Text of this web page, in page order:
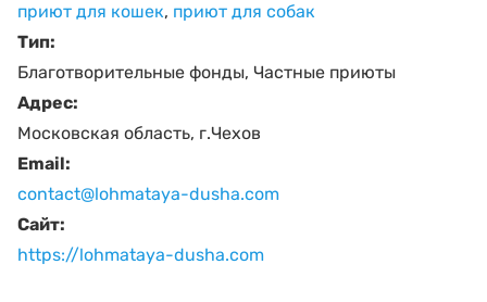
приют для кошек, приют для собак
Тип:
Благотворительные фонды, Частные приюты
Адрес:
Московская область, г.Чехов
Email:
contact@lohmataya-dusha.com
Сайт:
https://lohmataya-dusha.com